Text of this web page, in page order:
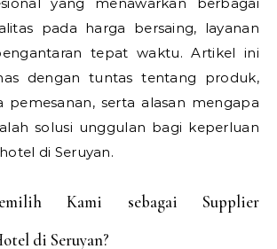
pada harga bersaing, layanan
tepat waktu. Artikel ini
dengan tuntas tentang produk,
pemesanan, serta alasan mengapa
solusi unggulan bagi keperluan
di Seruyan.
Kami sebagai Supplier
di Seruyan?